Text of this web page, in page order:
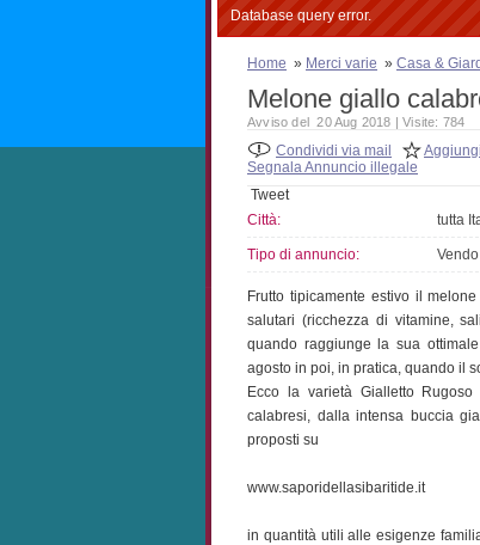
Database query error.
Home » Merci varie » Casa &
Melone giallo
Avviso del 20 Aug 2018 | Visite: 784
Condividi via mail
Segnala Annuncio illegale
Tweet
Città:
tutta
Tipo di annuncio: Vendo
Frutto tipicamente estivo il
salutari (ricchezza di vitamine,
quando raggiunge la sua
agosto in poi, in pratica, quando il
Ecco la varietà Gialletto
calabresi, dalla intensa buccia
proposti su
www.saporidellasibaritide.it
in quantità utili alle esigenze